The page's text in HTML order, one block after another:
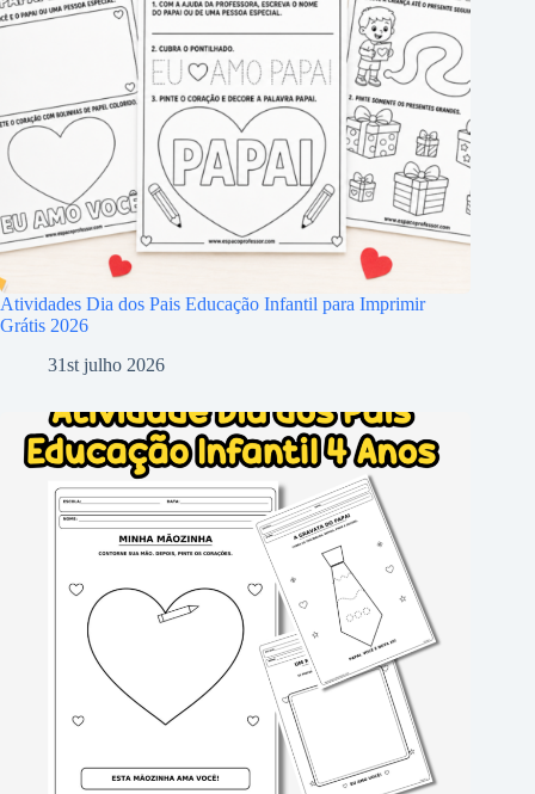
Atividades Dia dos Pais Educação Infantil para Imprimir
Grátis 2026
31st julho 2026